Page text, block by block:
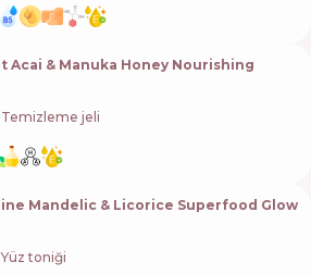
Acai & Manuka Honey Nourishing
Temizleme jeli
Mandelic & Licorice Superfood Glow
Yüz toniği